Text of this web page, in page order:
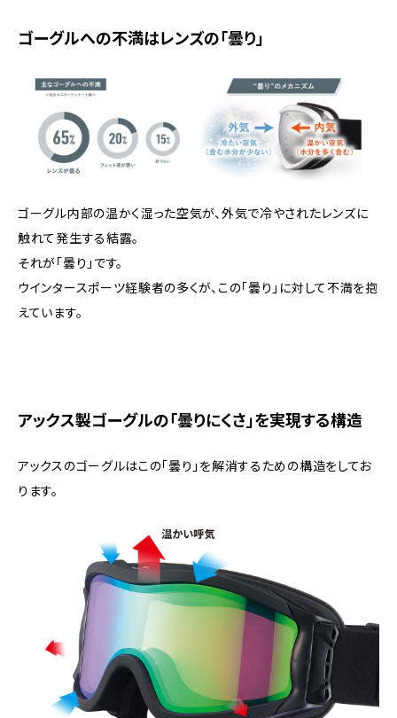
ゴーグルへの不満はレンズの「曇り」
ゴーグル内部の温かく湿った空気が、外気で冷やされたレンズに
触れて発生する結露。
それが「曇り」です。
ウインタースポーツ経験者の多くが、この「曇り」に対して不満を抱
えています。
アックス製ゴーグルの「曇りにくさ」を実現する構造
アックスのゴーグルはこの「曇り」を解消するための構造をしてお
ります。